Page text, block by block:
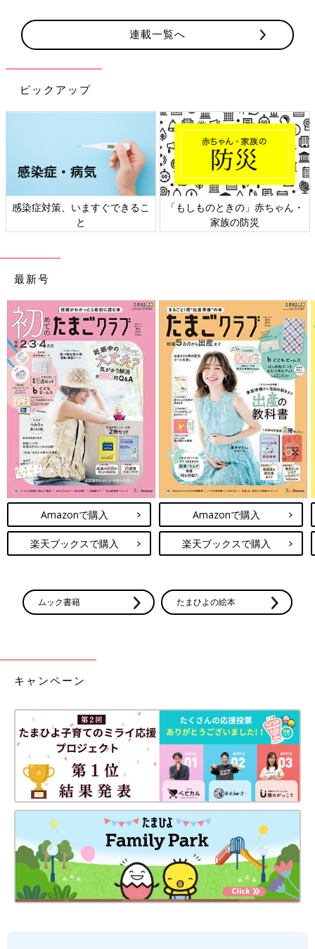
連載一覧へ
ピックアップ
感染症対策、いますぐできるこ
と
「もしものときの」赤ちゃん・
家族の防災
最新号
Amazonで購入
楽天ブックスで購入
Amazonで購入
楽天ブックスで購入
ムック書籍 たまひよの絵本
キャンペーン